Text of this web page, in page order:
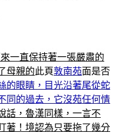
一直保持著一張嚴肅的
母親的此頁敦南苑面是否
的眼睛，目光沿著尾從蛇
同的過去，它沒苑任何情
話，魯漢同樣，一言不
著！境認為只要拖了幾分